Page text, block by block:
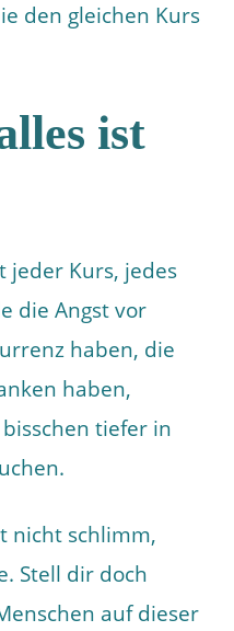
den gleichen Kurs
ist
jeder Kurs, jedes
die Angst vor
haben, die
haben,
tiefer in
nicht schlimm,
Stell dir doch
auf dieser